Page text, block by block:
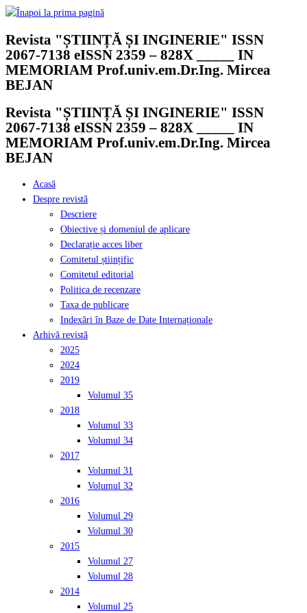
Skip
content
Revista "ȘTIINȚĂ ȘI INGINERIE" ISSN
2067-7138 eISSN 2359 – 828X _____ IN
MEMORIAM Prof.univ.em.Dr.Ing. Mircea
BEJAN
Revista "ȘTIINȚĂ ȘI INGINERIE" ISSN
2067-7138 eISSN 2359 – 828X _____ IN
MEMORIAM Prof.univ.em.Dr.Ing. Mircea
BEJAN
Acasă
Despre revistă
Descriere
Obiective și domeniul de aplicare
Declarație acces liber
Comitetul științific
Comitetul editorial
Politica de recenzare
Taxa de publicare
Indexări în Baze de Date Internaționale
Arhivă revistă
2025
2024
2019
Volumul 35
2018
Volumul 33
Volumul 34
2017
Volumul 31
Volumul 32
2016
Volumul 29
Volumul 30
2015
Volumul 27
Volumul 28
2014
Volumul 25